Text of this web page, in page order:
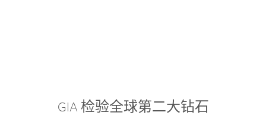
GIA 检验全球第二大钻石